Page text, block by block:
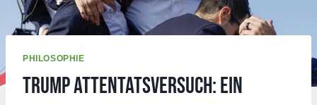
PHILOSOPHIE
Trump Attentatsversuch: Ein